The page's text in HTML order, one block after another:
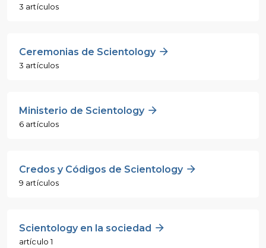
3 artículos
Ceremonias de Scientology
3 artículos
Ministerio de Scientology
6 artículos
Credos y Códigos de Scientology
9 artículos
Scientology en la sociedad
artículo 1